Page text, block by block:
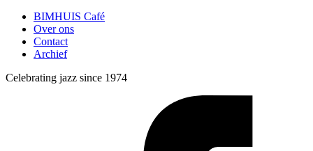
BIMHUIS Café
Over ons
Contact
Archief
Celebrating jazz since 1974